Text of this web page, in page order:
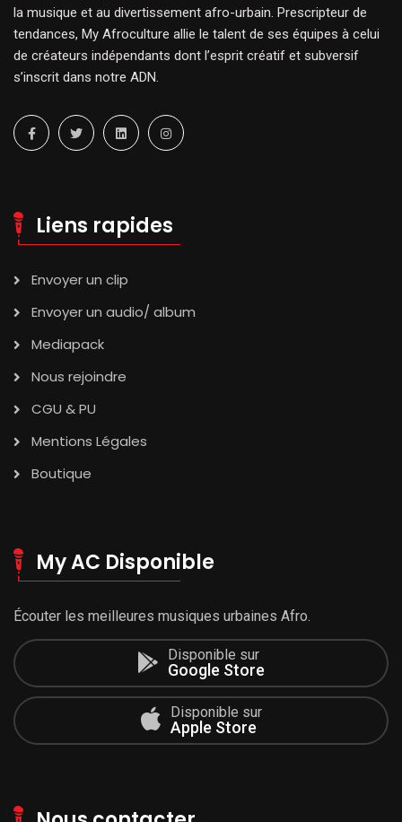
la musique et au divertissement afro-urbain. Prescripteur de
tendances, My Afroculture allie le talent de ses équipes à celui
de créateurs indépendants dont l’esprit créatif et subversif
s’inscrit dans notre ADN.
Liens rapides
Envoyer un clip
Envoyer un audio/ album
Mediapack
Nous rejoindre
CGU & PU
Mentions Légales
Boutique
My AC Disponible
Écouter les meilleures musiques urbaines Afro.
Disponible sur
Google Store
Disponible sur
Apple Store